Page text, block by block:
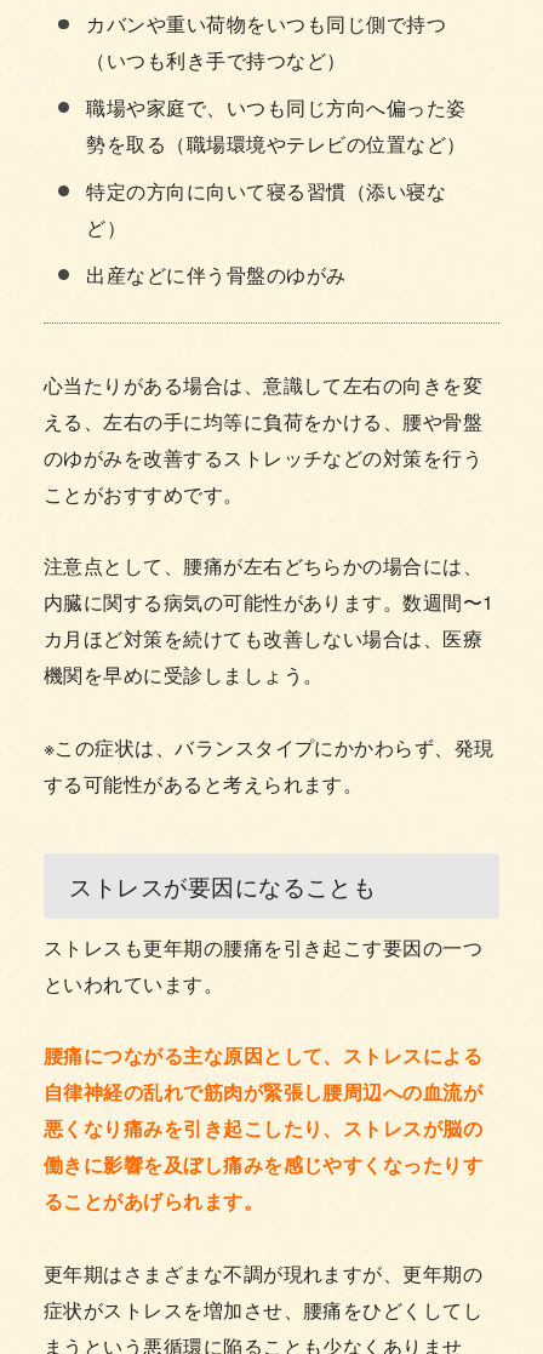
カバンや重い荷物をいつも同じ側で持つ
（いつも利き手で持つなど）
職場や家庭で、いつも同じ方向へ偏った姿
勢を取る（職場環境やテレビの位置など）
特定の方向に向いて寝る習慣（添い寝な
ど）
出産などに伴う骨盤のゆがみ
心当たりがある場合は、意識して左右の向きを変
える、左右の手に均等に負荷をかける、腰や骨盤
のゆがみを改善するストレッチなどの対策を行う
ことがおすすめです。
注意点として、腰痛が左右どちらかの場合には、
内臓に関する病気の可能性があります。数週間〜1
カ月ほど対策を続けても改善しない場合は、医療
機関を早めに受診しましょう。
※この症状は、バランスタイプにかかわらず、発現
する可能性があると考えられます。
ストレスが要因になることも
ストレスも更年期の腰痛を引き起こす要因の一つ
といわれています。
腰痛につながる主な原因として、ストレスによる
自律神経の乱れで筋肉が緊張し腰周辺への血流が
悪くなり痛みを引き起こしたり、ストレスが脳の
働きに影響を及ぼし痛みを感じやすくなったりす
ることがあげられます。
更年期はさまざまな不調が現れますが、更年期の
症状がストレスを増加させ、腰痛をひどくしてし
まうという悪循環に陥ることも少なくありませ